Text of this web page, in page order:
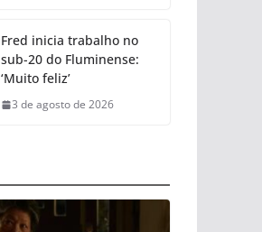
Fred inicia trabalho no
sub-20 do Fluminense:
‘Muito feliz’
3 de agosto de 2026